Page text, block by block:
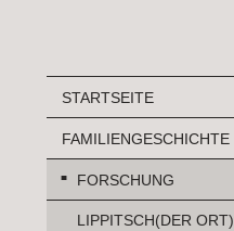
STARTSEITE
FAMILIENGESCHICHTE
FORSCHUNG
LIPPITSCH(DER ORT)